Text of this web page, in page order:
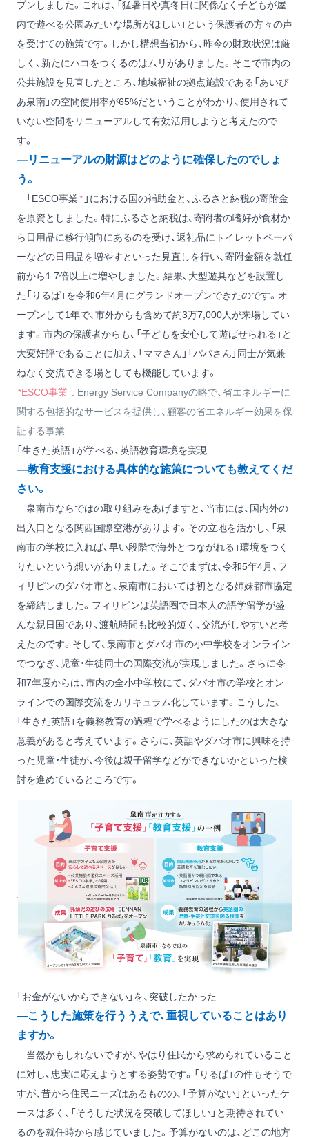
プンしました。これは、「猛暑日や真冬日に関係なく子どもが屋
内で遊べる公園みたいな場所がほしい」という保護者の方々の声
を受けての施策です。しかし構想当初から、昨今の財政状況は厳
しく、新たにハコをつくるのはムリがありました。そこで市内の
公共施設を見直したところ、地域福祉の拠点施設である「あいぴ
あ泉南」の空間使用率が65%だということがわかり、使用されて
いない空間をリニューアルして有効活用しようと考えたので
す。
―リニューアルの財源はどのように確保したのでしょ
う。
「ESCO事業* 」における国の補助金と、ふるさと納税の寄附金
を原資としました。特にふるさと納税は、寄附者の嗜好が食材か
ら日用品に移行傾向にあるのを受け、返礼品にトイレットペーパ
ーなどの日用品を増やすといった見直しを行い、寄附金額を就任
前から1.7倍以上に増やしました。結果、大型遊具などを設置し
た「りるぱ」を令和6年4月にグランドオープンできたのです。オ
ープンして1年で、市外からも含めて約3万7,000人が来場してい
ます。市内の保護者からも、「子どもを安心して遊ばせられる」と
大変好評であることに加え、「ママさん」「パパさん」同士が気兼
ねなく交流できる場としても機能しています。
*ESCO事業 : Energy Service Companyの略で、省エネルギーに
関する包括的なサービスを提供し、顧客の省エネルギー効果を保
証する事業
「生きた英語」が学べる、英語教育環境を実現
―教育支援における具体的な施策についても教えてくだ
さい。
泉南市ならではの取り組みをあげますと、当市には、国内外の
出入口となる関西国際空港があります。その立地を活かし、「泉
南市の学校に入れば、早い段階で海外とつながれる」環境をつく
りたいという想いがありました。そこでまずは、令和5年4月、フ
ィリピンのダバオ市と、泉南市においては初となる姉妹都市協定
を締結しました。フィリピンは英語圏で日本人の語学留学が盛
んな親日国であり、渡航時間も比較的短く、交流がしやすいと考
えたのです。そして、泉南市とダバオ市の小中学校をオンライン
でつなぎ、児童・生徒同士の国際交流が実現しました。さらに令
和7年度からは、市内の全小中学校にて、ダバオ市の学校とオン
ラインでの国際交流をカリキュラム化しています。こうした、
「生きた英語」を義務教育の過程で学べるようにしたのは大きな
意義があると考えています。さらに、英語やダバオ市に興味を持
った児童・生徒が、今後は親子留学などができないかといった検
討を進めているところです。
「お金がないからできない」を、突破したかった
―こうした施策を行ううえで、重視していることはあり
ますか。
当然かもしれないですが、やはり住民から求められていること
に対し、忠実に応えようとする姿勢です。「りるぱ」の件もそうで
すが、昔から住民ニーズはあるものの、「予算がない」といったケ
ースは多く、「そうした状況を突破してほしい」と期待されてい
るのを就任時から感じていました。予算がないのは、どこの地方